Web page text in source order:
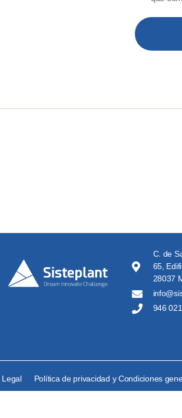
C. de
65,
28037
946
Legal Política de privacidad y Condiciones